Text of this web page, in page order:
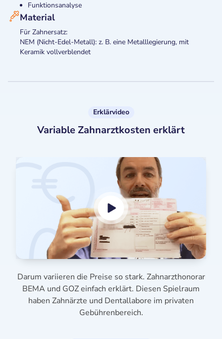
Funktionsanalyse
Material
Für Zahnersatz:
NEM (Nicht-Edel-Metall): z. B. eine Metalllegierung, mit
Keramik vollverblendet
Erklärvideo
Variable Zahnarztkosten erklärt
Darum variieren die Preise so stark. Zahnarzthonorar
BEMA und GOZ einfach erklärt. Diesen Spielraum
haben Zahnärzte und Dentallabore im privaten
Gebührenbereich.